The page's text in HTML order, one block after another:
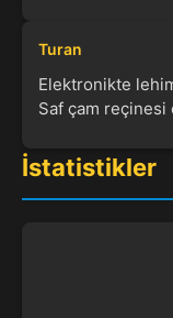
Turan
Elektronikte
Saf çam
İstatistikler